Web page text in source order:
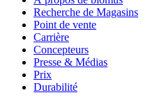
Recherche de Magasins
Point de vente
Carrière
Concepteurs
Presse & Médias
Prix
Durabilité